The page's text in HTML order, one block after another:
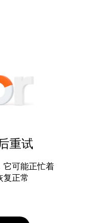
重试
它可能正忙着
复正常